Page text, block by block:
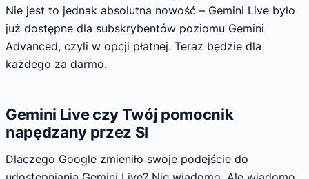
Nie jest to jednak absolutna nowość – Gemini Live było
już dostępne dla subskrybentów poziomu Gemini
Advanced, czyli w opcji płatnej. Teraz będzie dla
każdego za darmo.
Gemini Live czy Twój pomocnik
napędzany przez SI
Dlaczego Google zmieniło swoje podejście do